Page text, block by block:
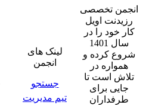
انجمن تخصصی
رزیدنت اویل
کار خود را در
سال 1401
شروع کرده و
همواره در
تلاش است تا
جایی برای
طرفداران
لینک های
انجمن
جستجو
تیم مدیریت